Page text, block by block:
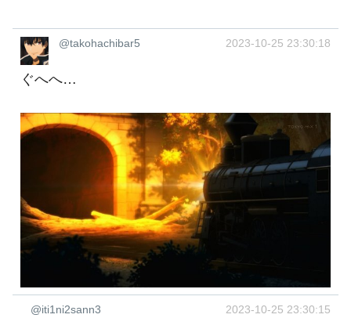
@takohachibar5 2023-10-25 23:30:18
ぐへへ…
@iti1ni2sann3 2023-10-25 23:30:15